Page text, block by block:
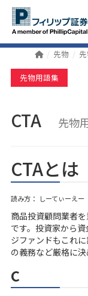
先物
先物用語集
CTA 先物
CTAとは
読み方： しーてぃーえー
商品投資顧問業者
です。投資家から
ジファンドもこれ
の義務など厳格に決
c